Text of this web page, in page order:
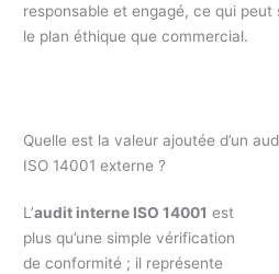
responsable et engagé, ce qui peut
le plan éthique que commercial.
Quelle est la valeur ajoutée d’un
ISO 14001 externe ?
L’audit interne ISO 14001 est
plus qu’une simple vérification
de conformité ; il représente